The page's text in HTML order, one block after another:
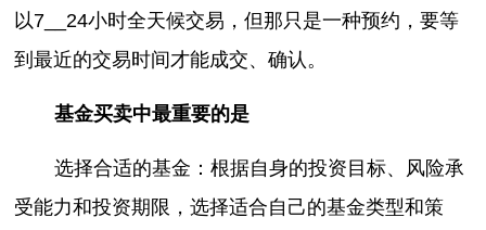
以7__24小时全天候交易，但那只是一种预约，要等
到最近的交易时间才能成交、确认。
基金买卖中最重要的是
选择合适的基金：根据自身的投资目标、风险承
受能力和投资期限，选择适合自己的基金类型和策